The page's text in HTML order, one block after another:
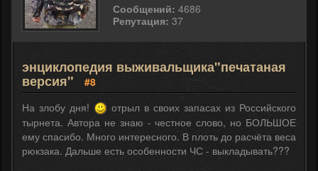
Сообщений: 4686
Репутация: 37
энциклопедия выживальщика"печатаная
версия"
#8
На злобу дня!
отрыл в своих запасах из Российского
тырнета. Автора не знаю - честное слово, но БОЛЬШОЕ
ему спасибо. Много интересного. В плоть до расчёта веса
рюкзака. Дальше есть особенности ЧС - выкладывать???